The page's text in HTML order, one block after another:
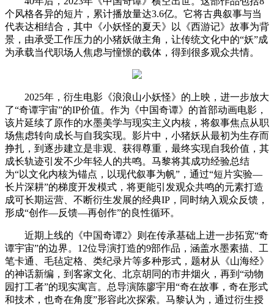
个风格各异的短片，累计播放量达3.6亿。它将古典叙事与当
代表达相结合，其中《小妖怪的夏天》以《西游记》故事为背
景，由承受工作压力的小猪妖做主角，让传统文化中的“妖”成
为承载当代职场人焦虑与憧憬的载体，得到很多观众共情。
2025年，衍生电影《浪浪山小妖怪》的上映，进一步放大
了“奇谭宇宙”的IP价值。作为《中国奇谭》的首部动画电影，
该片延续了原作的水墨美学与现实主义内核，将叙事焦点从职
场焦虑转向成长与自我实现。影片中，小猪妖从最初为生存而
挣扎，到逐步建立是非观、获得尊重，最终实现自我价值，其
成长轨迹引发不少年轻人的共鸣。马黎将其成功经验总结
为“以文化内核为锚点，以现代叙事为帆”，通过“短片实验—
长片深耕”的梯度开发模式，将更能引发观众共鸣的元素打造
成可长期运营、不断衍生发展的经典IP，同时纳入观众反馈，
形成“创作—反馈—再创作”的良性循环。
近期上线的《中国奇谭2》则在传承基础上进一步拓宽“奇
谭宇宙”的边界。12位导演打造的9部作品，涵盖水墨素描、工
笔卡通、毛毡定格、类纪录片等多种形式，题材从《山海经》
的神话新编，到客家文化、北京胡同的市井烟火，再到“动物
园打工者”的现实寓言。总导演陈廖宇用“奇在故事，奇在形式
和技术，也奇在角度”形容此次探索。马黎认为，通过衍生授